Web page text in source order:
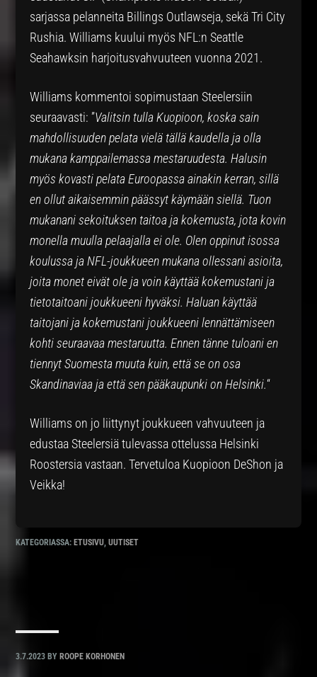
sarjassa pelanneita Billings Outlawseja, sekä Tri City
Rushia. Williams kuului myös NFL:n Seattle
Seahawksin harjoitusvahvuuteen vuonna 2021.
Williams kommentoi sopimustaan Steelersiin
seuraavasti: ”Valitsin tulla Kuopioon, koska sain
mahdollisuuden pelata vielä tällä kaudella ja olla
mukana kamppailemassa mestaruudesta. Halusin
myös kovasti pelata Euroopassa ainakin kerran, sillä
en ollut aikaisemmin päässyt käymään siellä. Tuon
mukanani sekoituksen taitoa ja kokemusta, jota kovin
monella muulla pelaajalla ei ole. Olen oppinut isossa
koulussa ja NFL-joukkueen mukana ollessani asioita,
joita monet eivät ole ja voin käyttää kokemustani ja
tietotaitoani joukkueeni hyväksi. Haluan käyttää
taitojani ja kokemustani joukkueeni lennättämiseen
kohti seuraavaa mestaruutta. Ennen tänne tuloani en
tiennyt Suomesta muuta kuin, että se on osa
Skandinaviaa ja että sen pääkaupunki on Helsinki.“
Williams on jo liittynyt joukkueen vahvuuteen ja
edustaa Steelersiä tulevassa ottelussa Helsinki
Roostersia vastaan. Tervetuloa Kuopioon DeShon ja
Veikka!
KATEGORIASSA: ETUSIVU,UUTISET
3.7.2023 BY ROOPE KORHONEN